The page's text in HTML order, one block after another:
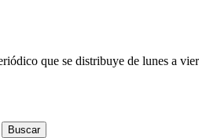
que se distribuye de lunes a